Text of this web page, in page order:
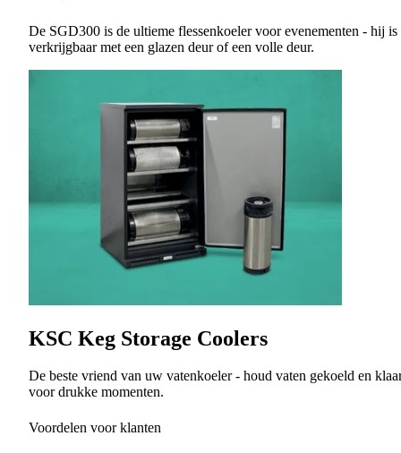
De SGD300 is de ultieme flessenkoeler voor evenementen - hij is
verkrijgbaar met een glazen deur of een volle deur.
KSC Keg Storage Coolers
De beste vriend van uw vatenkoeler - houd vaten gekoeld en
voor drukke momenten.
Voordelen voor klanten